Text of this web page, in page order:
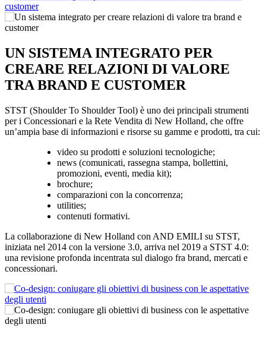
UN SISTEMA INTEGRATO PER
CREARE RELAZIONI DI VALORE
TRA BRAND E CUSTOMER
STST (Shoulder To Shoulder Tool) è uno dei principali strumenti
per i Concessionari e la Rete Vendita di New Holland, che offre
un’ampia base di informazioni e risorse su gamme e prodotti, tra cui:
video su prodotti e soluzioni tecnologiche;
news (comunicati, rassegna stampa, bollettini,
promozioni, eventi, media kit);
brochure;
comparazioni con la concorrenza;
utilities;
contenuti formativi.
La collaborazione di New Holland con AND EMILI su STST,
iniziata nel 2014 con la versione 3.0, arriva nel 2019 a STST 4.0:
una revisione profonda incentrata sul dialogo fra brand, mercati e
concessionari.